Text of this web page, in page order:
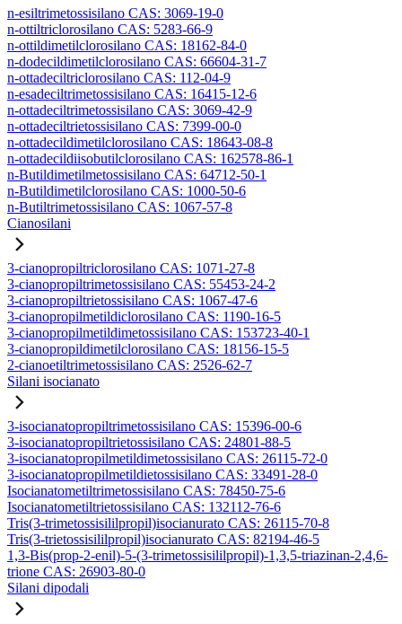
n-esiltrimetossisilano CAS: 3069-19-0
n-ottiltriclorosilano CAS: 5283-66-9
n-ottildimetilclorosilano CAS: 18162-84-0
n-dodecildimetilclorosilano CAS: 66604-31-7
n-ottadeciltriclorosilano CAS: 112-04-9
n-esadeciltrimetossisilano CAS: 16415-12-6
n-ottadeciltrimetossisilano CAS: 3069-42-9
n-ottadeciltrietossisilano CAS: 7399-00-0
n-ottadecildimetilclorosilano CAS: 18643-08-8
n-ottadecildiisobutilclorosilano CAS: 162578-86-1
n-Butildimetilmetossisilano CAS: 64712-50-1
n-Butildimetilclorosilano CAS: 1000-50-6
n-Butiltrimetossisilano CAS: 1067-57-8
Cianosilani
3-cianopropiltriclorosilano CAS: 1071-27-8
3-cianopropiltrimetossisilano CAS: 55453-24-2
3-cianopropiltrietossisilano CAS: 1067-47-6
3-cianopropilmetildiclorosilano CAS: 1190-16-5
3-cianopropilmetildimetossisilano CAS: 153723-40-1
3-cianopropildimetilclorosilano CAS: 18156-15-5
2-cianoetiltrimetossisilano CAS: 2526-62-7
Silani isocianato
3-isocianatopropiltrimetossisilano CAS: 15396-00-6
3-isocianatopropiltrietossisilano CAS: 24801-88-5
3-isocianatopropilmetildimetossisilano CAS: 26115-72-0
3-isocianatopropilmetildietossisilano CAS: 33491-28-0
Isocianatometiltrimetossisilano CAS: 78450-75-6
Isocianatometiltrietossisilano CAS: 132112-76-6
Tris(3-trimetossisililpropil)isocianurato CAS: 26115-70-8
Tris(3-trietossisililpropil)isocianurato CAS: 82194-46-5
1,3-Bis(prop-2-enil)-5-(3-trimetossisililpropil)-1,3,5-triazinan-2,4,6-
trione CAS: 26903-80-0
Silani dipodali